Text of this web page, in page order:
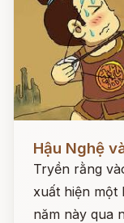
Hậu Nghệ
Tryền rằng
xuất hiện một
năm này qua